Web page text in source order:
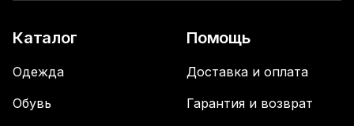
Каталог
Одежда
Обувь
Помощь
Доставка и оплата
Гарантия и возврат